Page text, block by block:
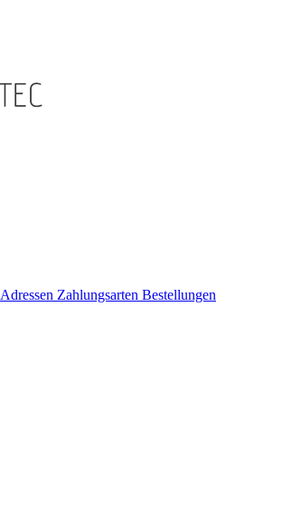
Adressen Zahlungsarten Bestellungen